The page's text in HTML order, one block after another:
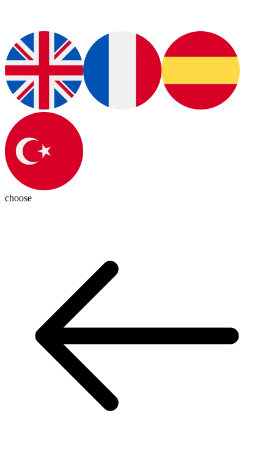
choose